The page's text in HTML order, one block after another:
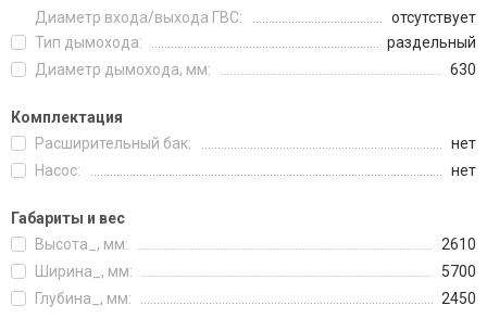
Диаметр входа/выхода ГВС:
отсутствует
Тип дымохода:
раздельный
Диаметр дымохода, мм:
630
Комплектация
Расширительный бак:
нет
Насос:
нет
Габариты и вес
Высота_, мм:
2610
Ширина_, мм:
5700
Глубина_, мм:
2450